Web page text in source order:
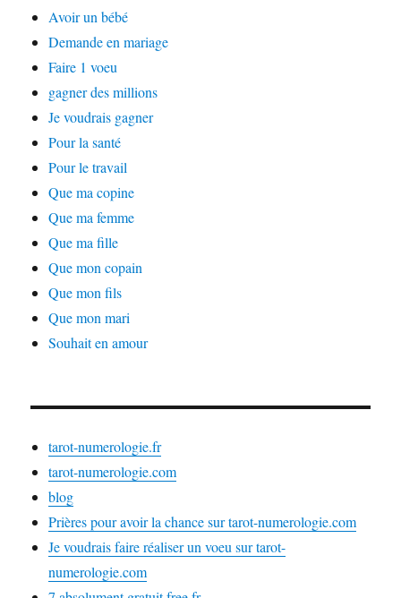
Avoir un bébé
Demande en mariage
Faire 1 voeu
gagner des millions
Je voudrais gagner
Pour la santé
Pour le travail
Que ma copine
Que ma femme
Que ma fille
Que mon copain
Que mon fils
Que mon mari
Souhait en amour
tarot-numerologie.fr
tarot-numerologie.com
blog
Prières pour avoir la chance sur tarot-numerologie.com
Je voudrais faire réaliser un voeu sur tarot-
numerologie.com